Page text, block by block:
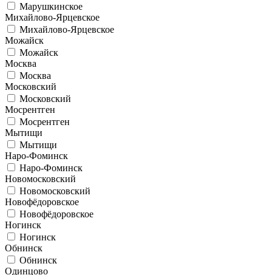
Марушкинское
Михайлово-Ярцевское
Михайлово-Ярцевское
Можайск
Можайск
Москва
Москва
Московский
Московский
Мосрентген
Мосрентген
Мытищи
Мытищи
Наро-Фоминск
Наро-Фоминск
Новомосковский
Новомосковский
Новофёдоровское
Новофёдоровское
Ногинск
Ногинск
Обнинск
Обнинск
Одинцово